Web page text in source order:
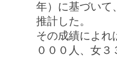
年）に基づいて
推計した。
その成績によれ
０００人、女